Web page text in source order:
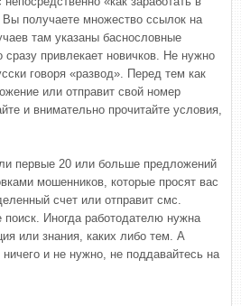
Вы получаете множество ссылок на
там указаны баснословные
сразу привлекает новичков. Не нужно
говоря «развод». Перед тем как
или отправит свой номер
и внимательно прочитайте условия,
первые 20 или больше предложений
мошенников, которые просят вас
счет или отправит смс.
Иногда работодателю нужна
или знания, каких либо тем. А
и не нужно, не поддавайтесь на